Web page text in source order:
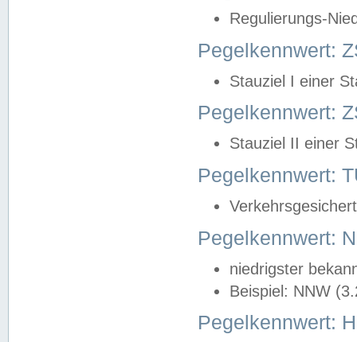
Regulierungs-
Pegelkennwert:
Stauziel I einer
Pegelkennwert:
Stauziel II einer
Pegelkennwert:
Pegelkennwert:
niedrigster
Beispiel: NNW
Pegelkennwert: